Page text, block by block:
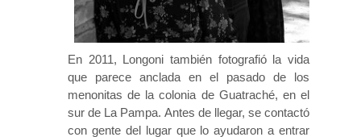
En 2011, Longoni también fotografió la vida
que parece anclada en el pasado de los
menonitas de la colonia de Guatraché, en el
sur de La Pampa. Antes de llegar, se contactó
con gente del lugar que lo ayudaron a entrar